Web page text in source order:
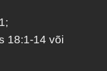
18:1-14 või